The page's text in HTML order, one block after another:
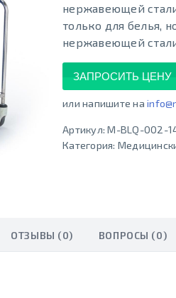
нержавеющей
только для белья,
нержавеющей
ЗАПРОСИТЬ ЦЕНУ
или напишите на
Артикул:M-BLQ-002-
Категория:
ОТЗЫВЫ (0) ВОПРОСЫ (0)